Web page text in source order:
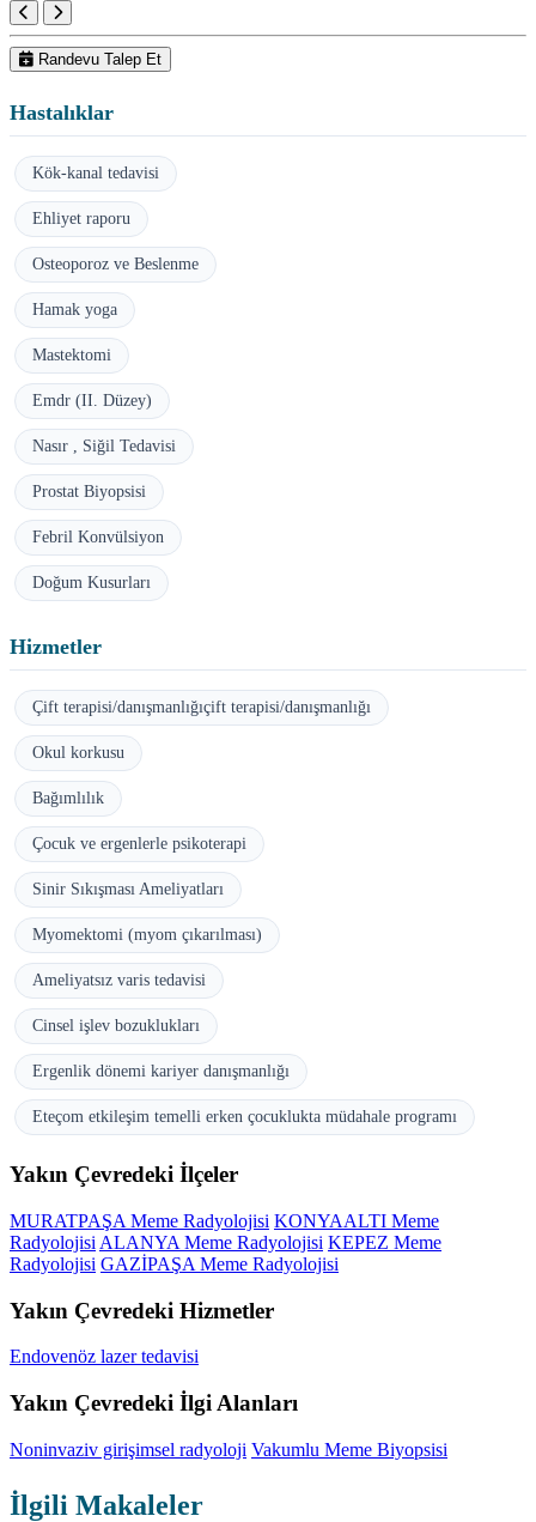
Randevu Talep Et
Hastalıklar
Kök-kanal tedavisi
Ehliyet raporu
Osteoporoz ve Beslenme
Hamak yoga
Mastektomi
Emdr (II. Düzey)
Nasır , Siğil Tedavisi
Prostat Biyopsisi
Febril Konvülsiyon
Doğum Kusurları
Hizmetler
Çift terapisi/danışmanlığıçift terapisi/danışmanlığı
Okul korkusu
Bağımlılık
Çocuk ve ergenlerle psikoterapi
Sinir Sıkışması Ameliyatları
Myomektomi (myom çıkarılması)
Ameliyatsız varis tedavisi
Cinsel işlev bozuklukları
Ergenlik dönemi kariyer danışmanlığı
Eteçom etkileşim temelli erken çocuklukta müdahale programı
Yakın Çevredeki İlçeler
MURATPAŞA Meme Radyolojisi KONYAALTI Meme
Radyolojisi ALANYA Meme Radyolojisi KEPEZ Meme
Radyolojisi GAZİPAŞA Meme Radyolojisi
Yakın Çevredeki Hizmetler
Endovenöz lazer tedavisi
Yakın Çevredeki İlgi Alanları
Noninvaziv girişimsel radyoloji Vakumlu Meme Biyopsisi
İlgili Makaleler